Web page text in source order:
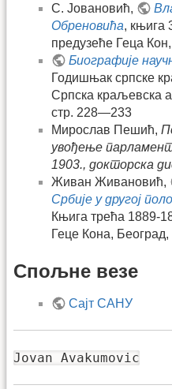
С. Јовановић,
Обреновића, књига
предузеће Геца
Биографије
Годишњак српске
Српска краљевска
стр. 228—233
Мирослав Пешић,
увођење
1903., докторска
Живан Живановић,
Србије у другој
Књига трећа 1889-
Геце Кона, Београд,
Спољне везе
Сајт САНУ
Jovan Avakumovic